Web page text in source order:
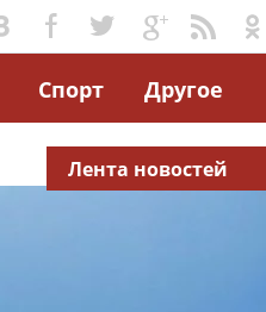
Спорт Другое
Лента новостей